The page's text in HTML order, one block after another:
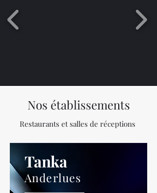
Nos établissements
Restaurants et salles de réceptions
Tanka
Anderlues